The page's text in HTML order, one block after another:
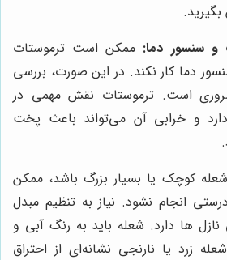
و سنسور دما: ممکن است ترموستات
دما کار نکند. در این صورت، بررسی
است. ترموستات نقش مهمی در
و خرابی آن می‌تواند باعث پخت
شعله کوچک یا بسیار بزرگ باشد، ممکن
انجام نشود. نیاز به تنظیم مبدل
ها دارد. شعله باید به رنگ آبی و
زرد یا نارنجی نشانه‌ای از احتراق